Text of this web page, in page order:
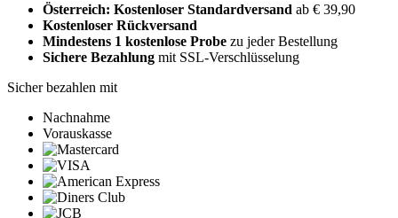
Österreich: Kostenloser Standardversand ab € 39,90
Kostenloser Rückversand
Mindestens 1 kostenlose Probe zu jeder Bestellung
Sichere Bezahlung mit SSL-Verschlüsselung
Sicher bezahlen mit
Nachnahme
Vorauskasse